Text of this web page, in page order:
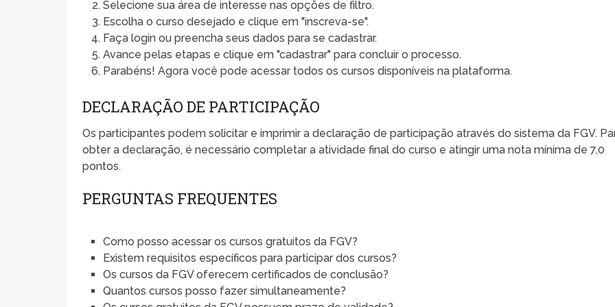
Selecione sua área de interesse nas opções de filtro.
Escolha o curso desejado e clique em "inscreva-se".
Faça login ou preencha seus dados para se cadastrar.
Avance pelas etapas e clique em "cadastrar" para concluir o processo.
Parabéns! Agora você pode acessar todos os cursos disponíveis na plataforma.
DECLARAÇÃO DE PARTICIPAÇÃO
Os participantes podem solicitar e imprimir a declaração de participação através do sistema da FGV.
obter a declaração, é necessário completar a atividade final do curso e atingir uma nota mínima de 7,0
pontos.
PERGUNTAS FREQUENTES
Como posso acessar os cursos gratuitos da FGV?
Existem requisitos específicos para participar dos cursos?
Os cursos da FGV oferecem certificados de conclusão?
Quantos cursos posso fazer simultaneamente?